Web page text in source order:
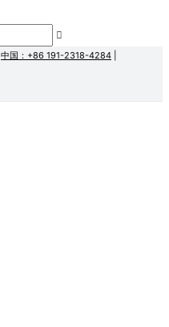
中国：+86 191-2318-4284